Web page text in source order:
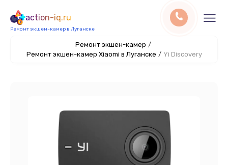
action-iq.ru
Ремонт экшен-камер в Луганске
Ремонт экшен-камер /
Ремонт экшен-камер Xiaomi в Луганске / Yi Discovery